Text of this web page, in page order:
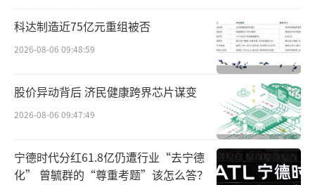
六是消费能力较好的地级市及县级市场有
增量，与一线城市相比，一些消费能力较好的
地级市和县级市场反而展现出增量的趋势，这
些地区地方经济的稳定发展，为酒水市场提供
了新的增长点，除了福建莆田经销商表示中高
端价位有破量外，河南许昌经销商也告诉微酒
记者，在他看来当地五一市场还是比较火爆
的，部分酱酒品牌销量也相对往年有所增长。
科达制造近75亿元重组被否
2026-08-06 09:48:59
股价异动背后 济民健康跨界芯片谋变
2026-08-06 09:47:49
宁德时代分红61.8亿仍遭行业“去宁德
化” 曾毓群的“尊重考题”该怎么答？